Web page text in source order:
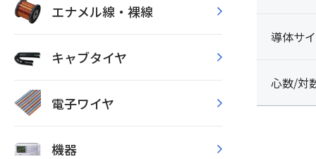
エナメル線・裸線
キャブタイヤ
電子ワイヤ
機器
導体サ
心数/対